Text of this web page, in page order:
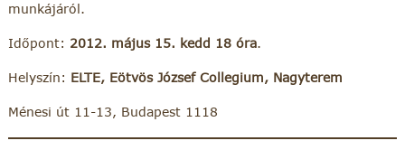
munkájáról.
Időpont: 2012. május 15. kedd 18 óra.
Helyszín: ELTE, Eötvös József Collegium, Nagyterem
Ménesi út 11-13, Budapest 1118